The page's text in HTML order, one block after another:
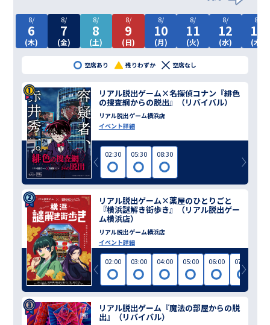
8/
6
(木)
8/
7
(金)
8/
8
(土)
8/
9
(日)
8/
10
(月)
8/
11
(火)
8/
12
(水)
8/
13
(木)
空席あり 残りわずか 空席なし
リアル脱出ゲーム×名探偵コナン『緋色
の捜査網からの脱出』（リバイバル）
リアル脱出ゲーム横浜店
イベント詳細
02:30 05:30 08:30
リアル脱出ゲーム×薬屋のひとりごと
『横浜謎解き街歩き』（リアル脱出ゲー
ム横浜店）
リアル脱出ゲーム横浜店
イベント詳細
02:00 03:00 04:00 05:00 06:00 07:00
リアル脱出ゲーム『魔法の部屋からの脱
出』（リバイバル）